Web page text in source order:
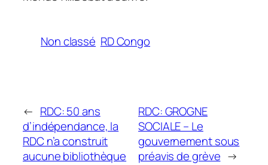
Non classé RD Congo
← RDC: 50 ans
d’indépendance, la
RDC n’a construit
aucune bibliothèque
RDC: GROGNE
SOCIALE – Le
gouvernement sous
préavis de grève →